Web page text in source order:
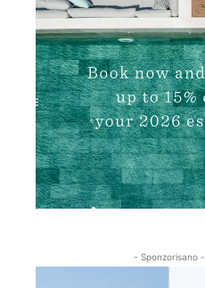
- Sponzorisano -